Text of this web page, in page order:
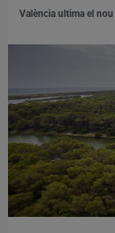
València ultima el